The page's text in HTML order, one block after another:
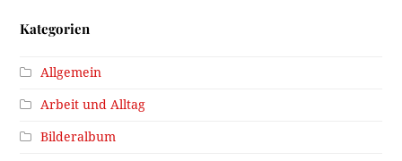
Kategorien
Allgemein
Arbeit und Alltag
Bilderalbum